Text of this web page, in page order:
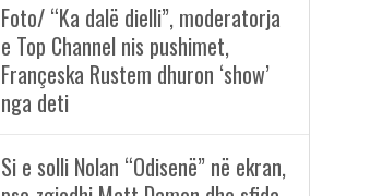
Foto/ “Ka dalë dielli”, moderatorja
e Top Channel nis pushimet,
Françeska Rustem dhuron ‘show’
nga deti
Si e solli Nolan “Odisenë” në ekran,